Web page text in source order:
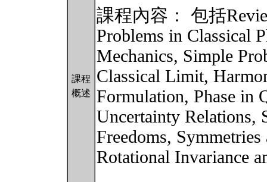
課程
概述
課程內容： 包括
Problems in Classical
Mechanics, Simple
Classical Limit,
Formulation, Phase in
Uncertainty Relations,
Freedoms,
Rotational Invariance